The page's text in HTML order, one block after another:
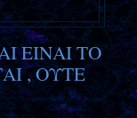
ΕΙΝΑΙ ΤΟ
, ΟΥΤΕ